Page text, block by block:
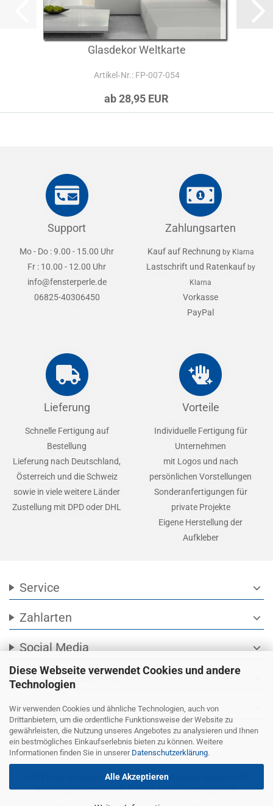
Diese Webseite verwendet Cookies und andere
Technologien
Wir verwenden Cookies und ähnliche Technologien, auch von
Drittanbietern, um die ordentliche Funktionsweise der Website zu
gewährleisten, die Nutzung unseres Angebotes zu analysieren und Ihnen
ein bestmögliches Einkaufserlebnis bieten zu können. Weitere
Informationen finden Sie in unserer Datenschutzerklärung.
Alle Akzeptieren
Glasdekor Weltkarte
Artikel‑Nr.: FP-007-054
ab 28,95 EUR
Support
Mo - Do : 9.00 - 15.00 Uhr
Fr : 10.00 - 12.00 Uhr
info@fensterperle.de
06825-40306450
Zahlungsarten
Kauf auf Rechnung by Klarna
Lastschrift und Ratenkauf by
Klarna
Vorkasse
PayPal
Lieferung
Schnelle Fertigung auf
Bestellung
Lieferung nach Deutschland,
Österreich und die Schweiz
sowie in viele weitere Länder
Zustellung mit DPD oder DHL
Vorteile
Individuelle Fertigung für
Unternehmen
mit Logos und nach
persönlichen Vorstellungen
Sonderanfertigungen für
private Projekte
Eigene Herstellung der
Aufkleber
Service expand_more
Zahlarten expand_more
Social Media expand_more
Wir versenden mit
Ihre persönliche Seite
Alle Preise verstehen sich inkl. Mehrwertsteuer, soweit nicht
anders gekennzeichnet. © 2026 www.Fensterperle.de